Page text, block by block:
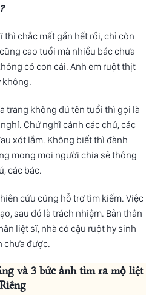
thì chắc mất gần hết rồi, chỉ còn
cao tuổi mà nhiều bác chưa
có con cái. Anh em ruột thịt
không.
trang không đủ tên tuổi thì gọi là
Chứ nghĩ cảnh các chú, các
xót lắm. Không biết thì đành
mong mọi người chia sẻ thông
các bác.
cứu cũng hỗ trợ tìm kiếm. Việc
sau đó là trách nhiệm. Bản thân
liệt sĩ, nhà có cậu ruột hy sinh
chưa được.
và 3 bức ảnh tìm ra mộ liệt